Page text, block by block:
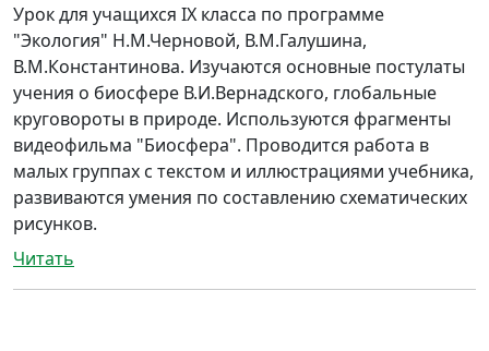
Урок для учащихся IX класса по программе
"Экология" Н.М.Черновой, В.М.Галушина,
В.М.Константинова. Изучаются основные постулаты
учения о биосфере В.И.Вернадского, глобальные
круговороты в природе. Используются фрагменты
видеофильма "Биосфера". Проводится работа в
малых группах с текстом и иллюстрациями учебника,
развиваются умения по составлению схематических
рисунков.
Читать